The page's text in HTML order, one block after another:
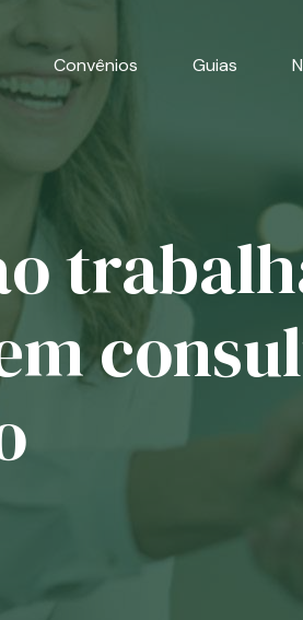
Convênios Guias